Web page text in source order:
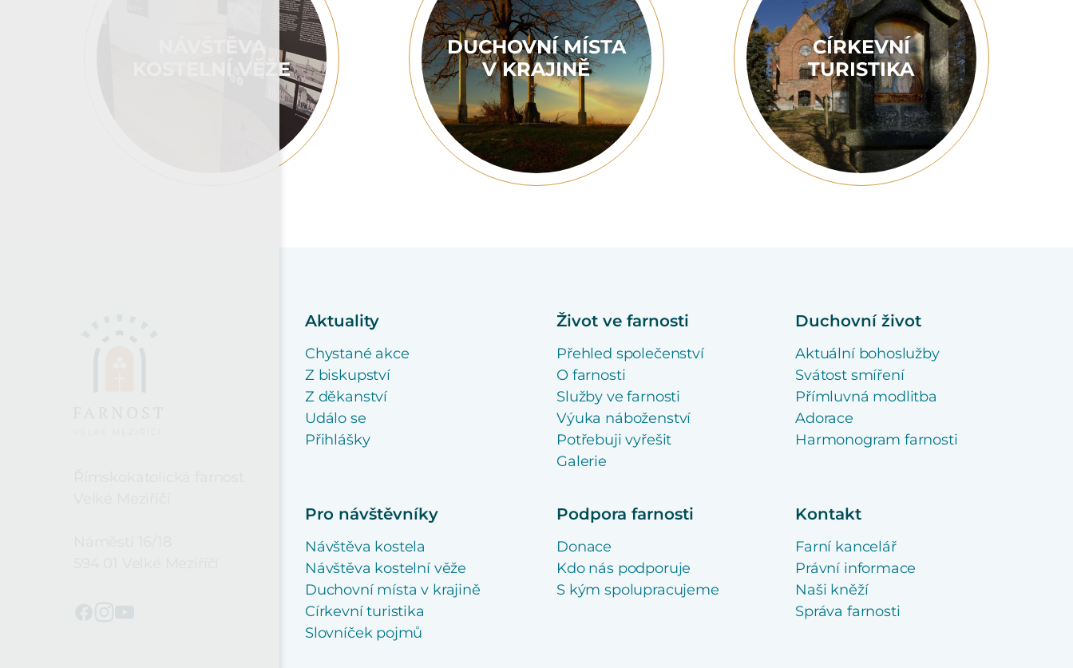
KOSTELNÍ VĚŽE
DUCHOVNÍ MÍSTA
V KRAJINĚ
CÍRKEVNÍ
TURISTIKA
Aktuality
Chystané akce
Z biskupství
Z děkanství
Událo se
Přihlášky
Život ve farnosti
Přehled společenství
O farnosti
Služby ve farnosti
Výuka náboženství
Potřebuji vyřešit
Galerie
Duchovní život
Aktuální bohoslužby
Svátost smíření
Přímluvná modlitba
Adorace
Harmonogram farnosti
Pro návštěvníky
Návštěva kostela
Návštěva kostelní věže
Duchovní místa v krajině
Církevní turistika
Slovníček pojmů
Podpora farnosti
Donace
Kdo nás podporuje
S kým spolupracujeme
Kontakt
Farní kancelář
Právní informace
Naši kněží
Správa farnosti